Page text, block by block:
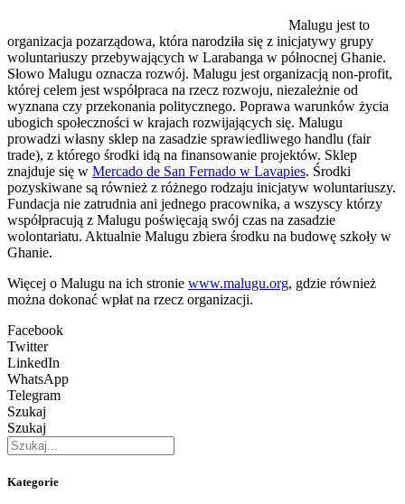
Malugu jest to
organizacja pozarządowa, która narodziła się z inicjatywy grupy
woluntariuszy przebywających w Larabanga w północnej Ghanie.
Słowo Malugu oznacza rozwój. Malugu jest organizacją non-profit,
której celem jest współpraca na rzecz rozwoju, niezależnie od
wyznana czy przekonania politycznego. Poprawa warunków życia
ubogich społeczności w krajach rozwijających się. Malugu
prowadzi własny sklep na zasadzie sprawiedliwego handlu (fair
trade), z którego środki idą na finansowanie projektów. Sklep
znajduje się w Mercado de San Fernado w Lavapies. Środki
pozyskiwane są również z różnego rodzaju inicjatyw woluntariuszy.
Fundacja nie zatrudnia ani jednego pracownika, a wszyscy którzy
współpracują z Malugu poświęcają swój czas na zasadzie
wolontariatu. Aktualnie Malugu zbiera środku na budowę szkoły w
Ghanie.
Więcej o Malugu na ich stronie www.malugu.org, gdzie również
można dokonać wpłat na rzecz organizacji.
Facebook
Twitter
LinkedIn
WhatsApp
Telegram
Szukaj
Szukaj
Kategorie